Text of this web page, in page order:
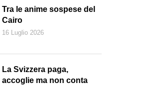
Tra le anime sospese del
Cairo
16 Luglio 2026
La Svizzera paga,
accoglie ma non conta